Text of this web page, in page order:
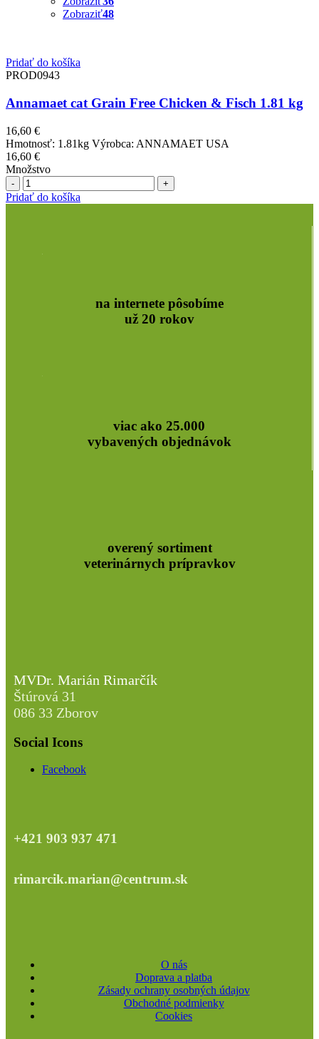
Zobraziť48
Pridať do košíka
PROD0943
Annamaet cat Grain Free Chicken & Fisch 1.81 kg
16,60 €
Hmotnosť: 1.81kg Výrobca: ANNAMAET USA
16,60 €
Množstvo
Množstvo
Pridať do košíka
na internete pôsobíme
už 20 rokov
viac ako 25.000
vybavených objednávok
overený sortiment
veterinárnych prípravkov
MVDr. Marián Rimarčík
Štúrová 31
086 33 Zborov
Social Icons
Facebook
+421 903 937 471
rimarcik.marian@centrum.sk
O nás
Doprava a platba
Zásady ochrany osobných údajov
Obchodné podmienky
Cookies